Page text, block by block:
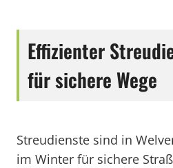
Effizienter
für sichere Wege
Streudienste sind in
im Winter für sichere